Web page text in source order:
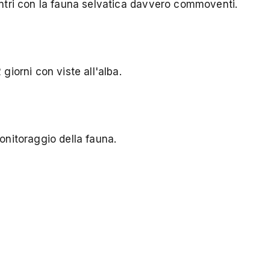
con la fauna selvatica davvero commoventi.
giorni con viste all'alba.
della fauna.